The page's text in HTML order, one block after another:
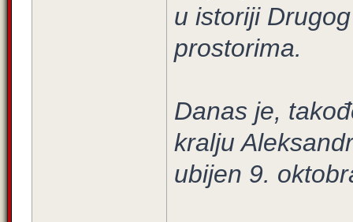
u istoriji
prostorima.
Danas je,
kralju
ubijen 9.